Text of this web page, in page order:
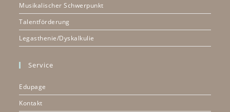
Musikalischer Schwerpunkt
Talentförderung
Legasthenie/Dyskalkulie
Service
Edupage
Kontakt